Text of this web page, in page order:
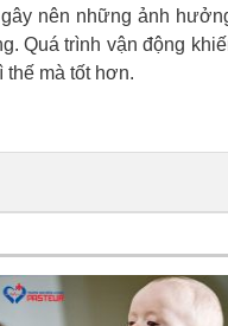
nên những ảnh
Quá trình vận động
mà tốt hơn.